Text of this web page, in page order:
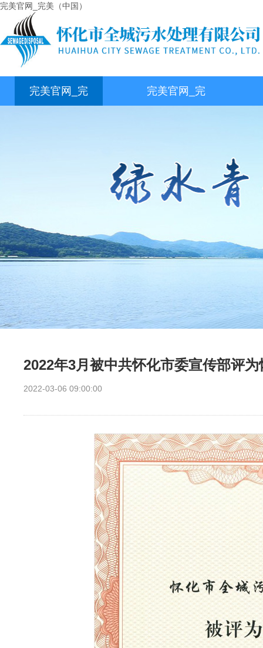
完美官网_完美（中国）
完美官网_完 完美官网_完
2022年3月被中共怀化市委宣传部评
2022-03-06 09:00:00